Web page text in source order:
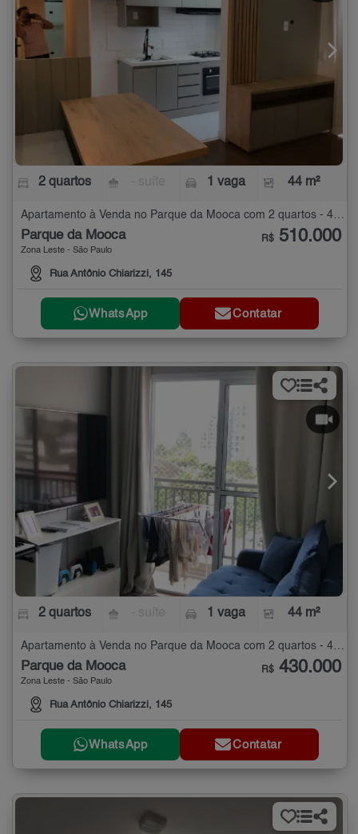
2 quartos 1 vaga 44 m²
Apartamento à Venda no Parque da Mooca com 2 quartos - 44 m²
Parque da Mooca
Zona Leste - São Paulo
Rua Antônio Chiarizzi, 145
R$ 510.000
WhatsApp Contatar
2 quartos 1 vaga 44 m²
Apartamento à Venda no Parque da Mooca com 2 quartos - 44 m²
Parque da Mooca
Zona Leste - São Paulo
Rua Antônio Chiarizzi, 145
R$ 430.000
WhatsApp Contatar